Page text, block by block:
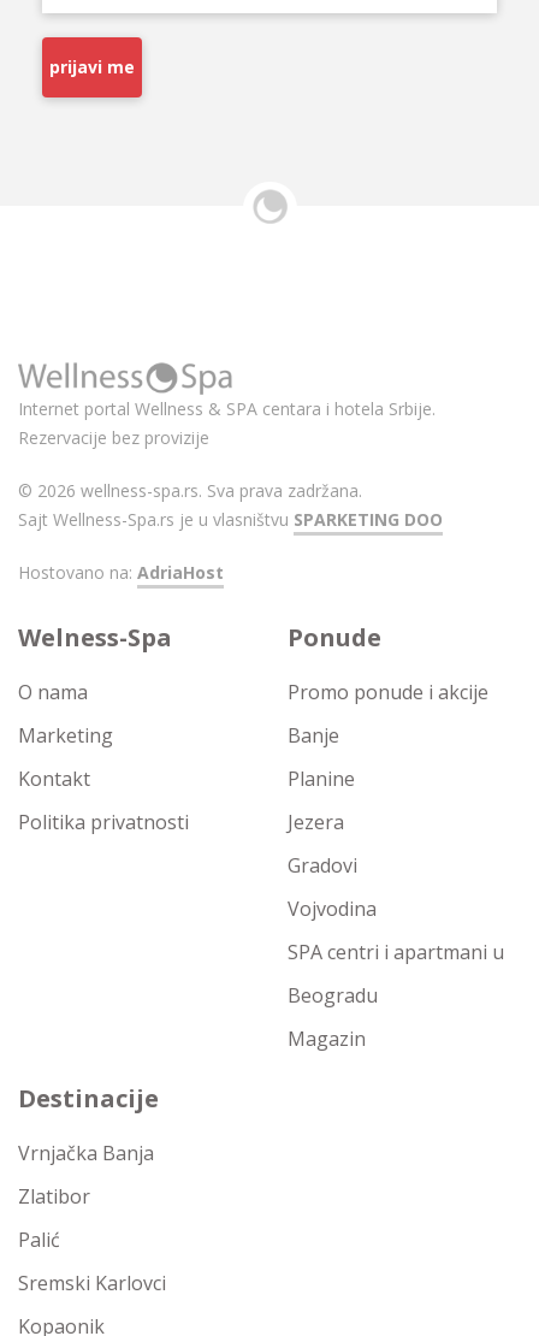
prijavi me
Internet portal Wellness & SPA centara i hotela Srbije.
Rezervacije bez provizije
© 2026 wellness-spa.rs. Sva prava zadržana.
Sajt Wellness-Spa.rs je u vlasništvu SPARKETING DOO
Hostovano na: AdriaHost
Welness-Spa
O nama
Marketing
Kontakt
Politika privatnosti
Ponude
Promo ponude i akcije
Banje
Planine
Jezera
Gradovi
Vojvodina
SPA centri i apartmani u
Beogradu
Magazin
Destinacije
Vrnjačka Banja
Zlatibor
Palić
Sremski Karlovci
Kopaonik